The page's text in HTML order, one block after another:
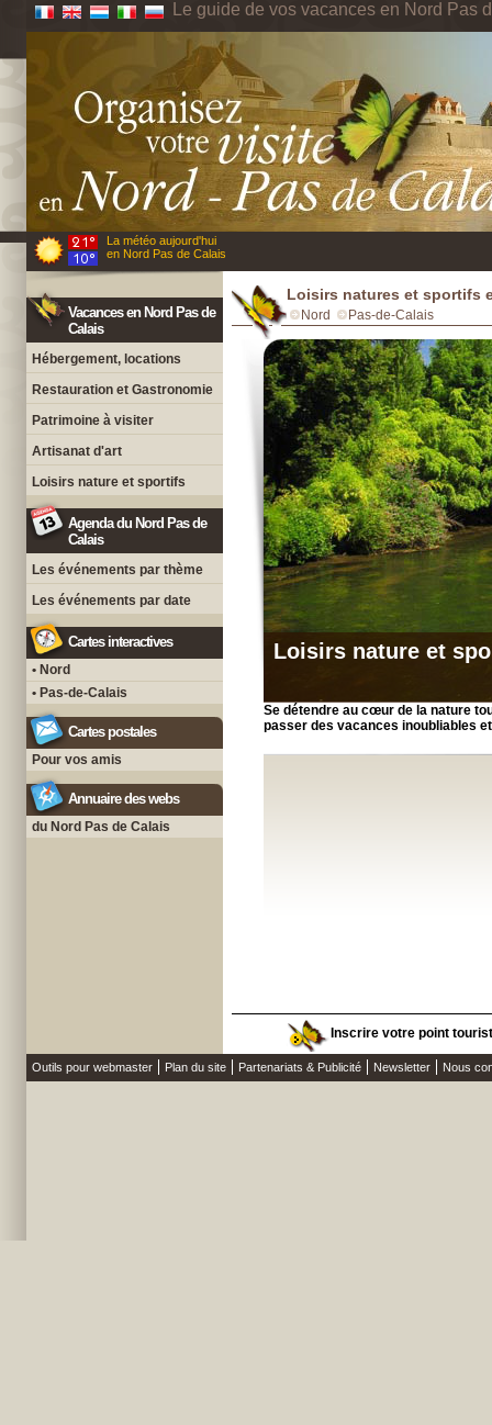
Le guide de vos vacances en Nord Pas
La météo aujourd'hui
en Nord Pas de Calais
Vacances en Nord Pas de
Calais
Hébergement, locations
Restauration et Gastronomie
Patrimoine à visiter
Artisanat d'art
Loisirs nature et sportifs
Agenda du Nord Pas de
Calais
Les événements par thème
Les événements par date
Cartes interactives
• Nord
• Pas-de-Calais
Cartes postales
Pour vos amis
Annuaire des webs
du Nord Pas de Calais
Loisirs natures et sportifs
Nord Pas-de-Calais
Loisirs nature et
Se détendre au cœur de la nature
passer des vacances inoubliables
Inscrire votre point
Outils pour webmaster Plan du site Partenariats & Publicité Newsletter Nous